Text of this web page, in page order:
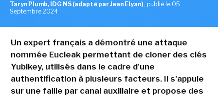
Taryn Plumb, IDG NS (adapté par Jean Elyan) , publié le 05
Septembre 2024
Un expert français a démontré une attaque
nommée Eucleak permettant de cloner des clés
Yubikey, utilisés dans le cadre d'une
authentification à plusieurs facteurs. Il s'appuie
sur une faille par canal auxiliaire et propose des